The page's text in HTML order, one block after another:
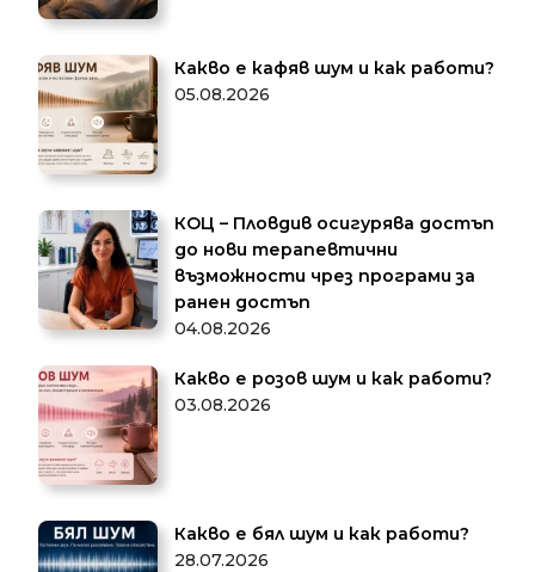
Какво е кафяв шум и как работи?
05.08.2026
КОЦ – Пловдив осигурява достъп
до нови терапевтични
възможности чрез програми за
ранен достъп
04.08.2026
Какво е розов шум и как работи?
03.08.2026
Какво е бял шум и как работи?
28.07.2026